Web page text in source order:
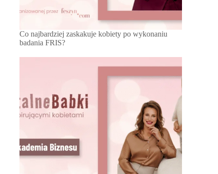
Co najbardziej zaskakuje kobiety po wykonaniu
badania FRIS?